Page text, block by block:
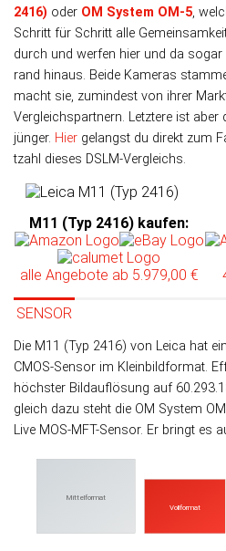
2416) oder OM System OM-5,
Schritt für Schritt alle
durch und wer­fen hier und da
rand hinaus. Beide Kameras
macht sie, zu­min­dest von ihrer
Ver­gleichs­part­nern. Letz­tere ist
jünger. Hier gelangst du direkt zum
tzahl dieses DSLM-Vergleichs.
M11 (Typ 2416) kaufen:
alle Angebote ab 5.979,00 €
SENSOR
Die M11 (Typ 2416) von Leica hat
CMOS-Sen­sor im Klein­bild­format.
höchs­ter Bild­auf­lö­sung auf
gleich da­zu steht die OM System
Live MOS-MFT-Sensor. Er bringt es
Mittelformat
Vollformat